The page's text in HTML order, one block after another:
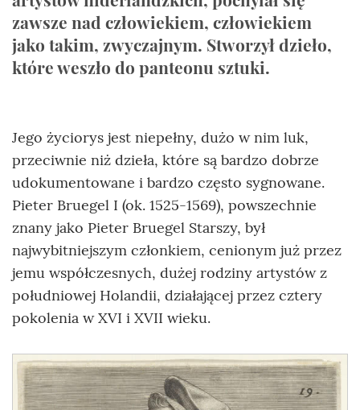
zawsze nad człowiekiem, człowiekiem
jako takim, zwyczajnym. Stworzył dzieło,
które weszło do panteonu sztuki.
Jego życiorys jest niepełny, dużo w nim luk,
przeciwnie niż dzieła, które są bardzo dobrze
udokumentowane i bardzo często sygnowane.
Pieter Bruegel I (ok. 1525-1569), powszechnie
znany jako Pieter Bruegel Starszy, był
najwybitniejszym członkiem, cenionym już przez
jemu współczesnych, dużej rodziny artystów z
południowej Holandii, działającej przez cztery
pokolenia w XVI i XVII wieku.